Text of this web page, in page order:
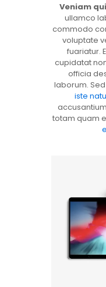
Veniam
ullamco
commodo
voluptate
fuariatur.
cupidatat
officia
laborum.
iste
totam quam